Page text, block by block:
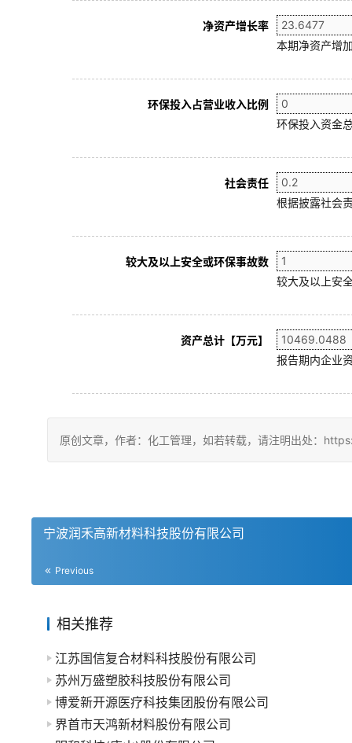
净资产增长率
本期净资产增
环保投入占营业收入比例
环保投入资金
社会责任
根据披露社会
较大及以上安全或环保事故数
较大及以上安
资产总计【万元】
报告期内企业
原创文章，作者：化工管理，如若转载，请注明出处：
宁波润禾高新材料科技股份有限公司
Previous
相关推荐
江苏国信复合材料科技股份有限公司
苏州万盛塑胶科技股份有限公司
博爱新开源医疗科技集团股份有限公司
界首市天鸿新材料股份有限公司